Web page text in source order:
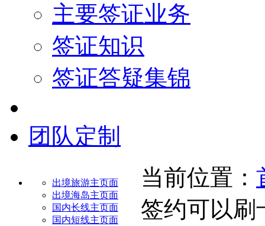
主要签证业务
签证知识
签证答疑集锦
团队定制
出境旅游主页面
出境海岛主页面
国内长线主页面
国内短线主页面
当前位置：
签约可以刷